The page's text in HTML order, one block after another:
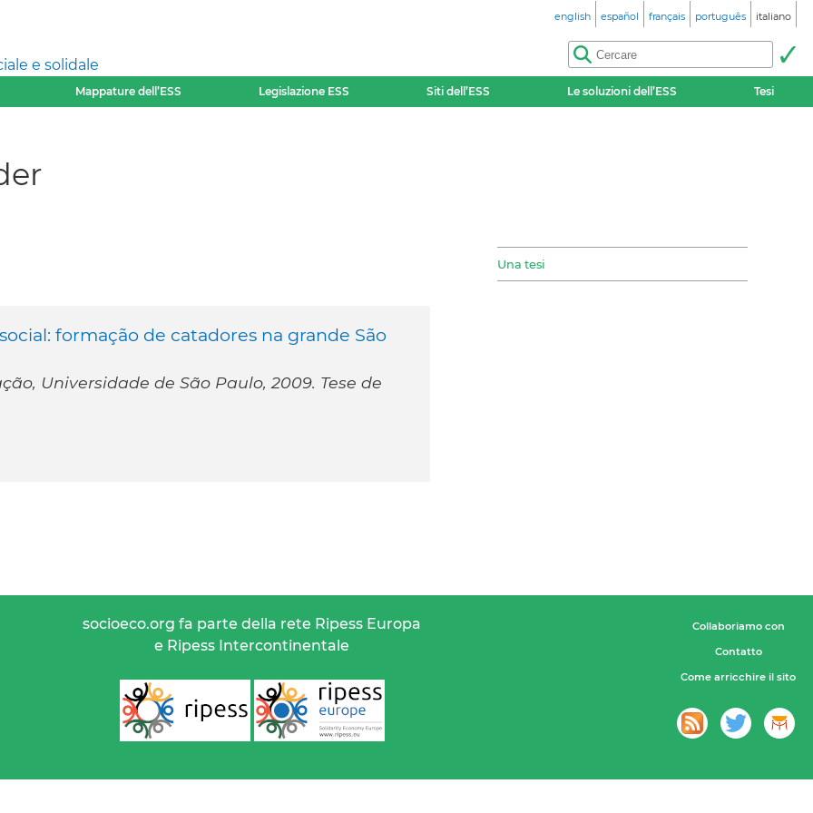
e solidale
english español français português italiano
Mappature dell’ESS Legislazione ESS Siti dell’ESS Le soluzioni dell’ESS Tesi
Una tesi
formação de catadores na grande São
Universidade de São Paulo, 2009. Tese de
socioeco.org fa parte della rete Ripess Europa
e Ripess Intercontinentale
Collaboriamo con
Contatto
Come arricchire il sito